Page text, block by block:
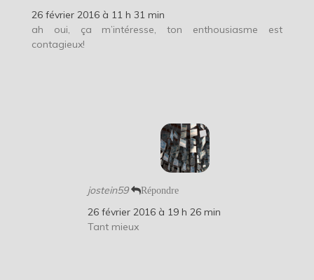
26 février 2016 à 11 h 31 min
ah oui, ça m’intéresse, ton enthousiasme est
contagieux!
jostein59 Répondre
26 février 2016 à 19 h 26 min
Tant mieux